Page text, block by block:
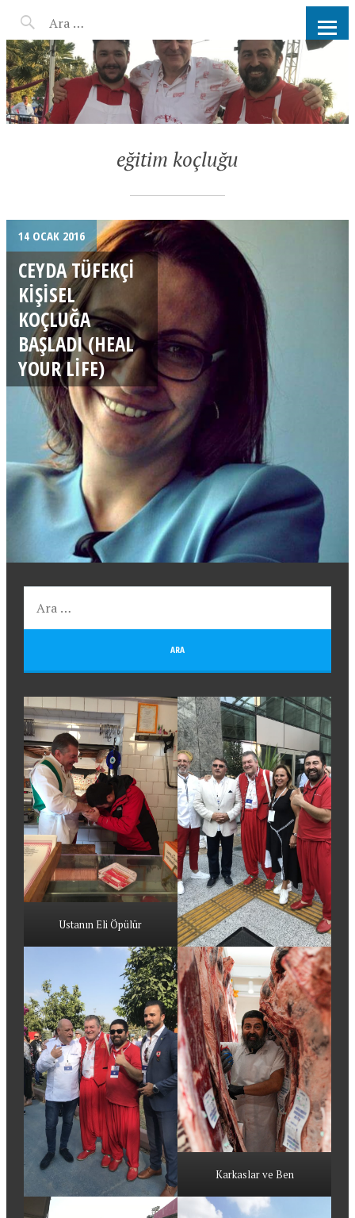
AHMET KATER KÖMÜR
ATEŞINDE BARBEKÜ, IZGARA,
MANGAL PARTISI
HIZMETLERI
eğitim koçluğu
14 OCAK 2016
CEYDA TÜFEKÇI
KIŞISEL
KOÇLUĞA
BAŞLADI (HEAL
YOUR LIFE)
Ustanın Eli Öpülür
Karkaslar ve Ben